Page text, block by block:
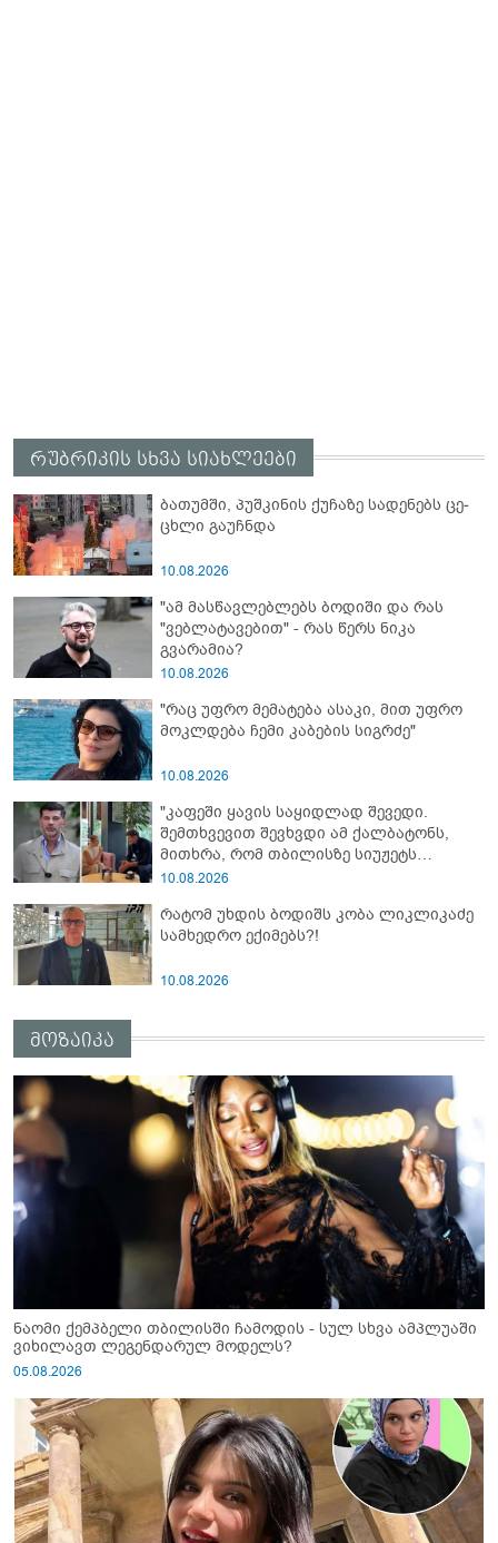
რუბრიკის სხვა სიახლეები
ბა­თუმ­ში, პუშ­კი­ნის ქუ­ჩა­ზე სა­დე­ნებს ცე­
ცხლი გა­უჩ­ნდა
10.08.2026
"ამ მასწავლებლებს ბოდიში და რას
"ვებლატავებით" - რას წერს ნიკა
გვარამია?
10.08.2026
"რაც უფრო მემატება ასაკი, მით უფრო
მოკლდება ჩემი კაბების სიგრძე"
10.08.2026
"კაფეში ყავის საყიდლად შევედი.
შემთხვევით შევხვდი ამ ქალბატონს,
მითხრა, რომ თბილისზე სიუჟეტს
ვაკეთებო და..." - რას ამბობს კახა
ინტერვიუზე
10.08.2026
რატომ უხდის ბოდიშს კობა ლიკლიკაძე
სამხედრო ექიმებს?!
10.08.2026
მოზაიკა
ნაომი ქემპბელი თბილისში ჩამოდის - სულ სხვა ამპლუაში
ვიხილავთ ლეგენდარულ მოდელს?
05.08.2026